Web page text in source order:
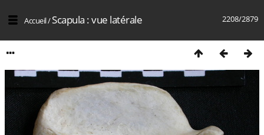
2208/2879
Accueil/Scapula : vue latérale